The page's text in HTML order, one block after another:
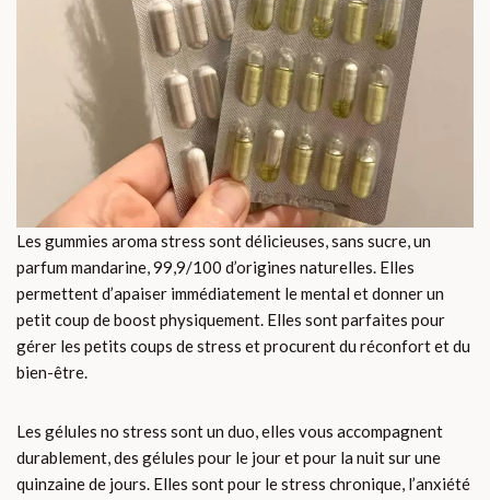
Les gummies aroma stress sont délicieuses, sans sucre, un
parfum mandarine, 99,9/100 d’origines naturelles. Elles
permettent d’apaiser immédiatement le mental et donner un
petit coup de boost physiquement. Elles sont parfaites pour
gérer les petits coups de stress et procurent du réconfort et du
bien-être.
Les gélules no stress sont un duo, elles vous accompagnent
durablement, des gélules pour le jour et pour la nuit sur une
quinzaine de jours. Elles sont pour le stress chronique, l’anxiété